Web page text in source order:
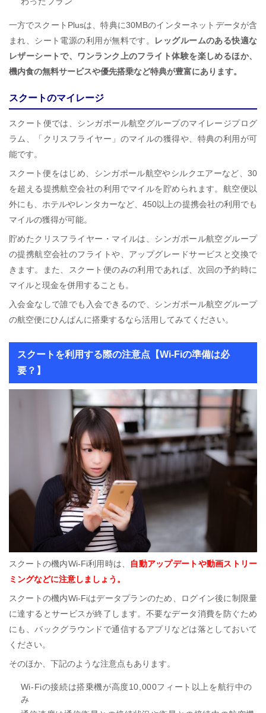
一方でスクートPlusは、特典に30MBのインターネットデータが含
まれ、シート電源の利用が無料です。
レッグルームのある快適な
レザーシートで、ワンランク上のフライト体験を楽しめるほか、
機内食の無料サービスや優先搭乗など特典が豊富にあります。
スクートのマイレージ
スクート便では、シンガポール航空グループのマイレージプログ
ラム、「クリスフライヤー」のマイルの獲得や、特典の利用が可
能です。
スクート便をはじめ、シンガポール航空やシルクエアーなど、30
を超える提携航空会社の利用でマイルを貯められます。航空便以
外にも、ホテルやレンタカーなど、450以上の提携会社の利用でも
マイルの獲得が可能。
貯めたクリスフライヤー・マイルは、シンガポール航空グループ
の提携航空会社のフライトや、アップグレードサービスと交換で
きます。また、スクート便のみの利用であれば、次回の予約時に
マイルと現金を併用することも。
入会金なしで誰でも入会できるので、シンガポール航空グループ
の航空便にひんぱんに搭乗するなら活用してみてください。
スクートを利用する際の注意点【Wi-Fiの準備は必
要？】
スクートの機内Wi-Fi利用時は、
自動アップデートや動画ストリー
ミングなどに注意しましょう。
スクートの機内Wi-Fiはデータプランのため、ログイン後に制限量
に達するとサービスが終了します。不要なデータ消費を防ぐため
にも、バックグラウンドで通信するアプリなどは落としておいて
ください。
そのほか、下記のような注意点もあります。
Wi-Fiの接続は搭乗機が高度10,000フィート以上を航行中の
み